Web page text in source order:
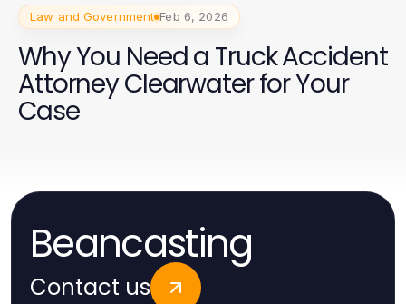
Law and Government Feb 6, 2026
Why You Need a Truck Accident
Attorney Clearwater for Your
Case
Beancasting
Contact us